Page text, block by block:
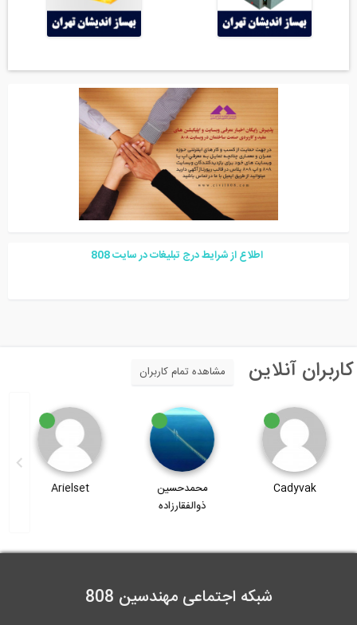
اطلاع از شرایط درج تبلیغات در سایت 808
آنلاین مشاهده تمام کاربران
محمدحسین
Arielset
محمدحسین
شبکه اجتماعی مهندسین 808